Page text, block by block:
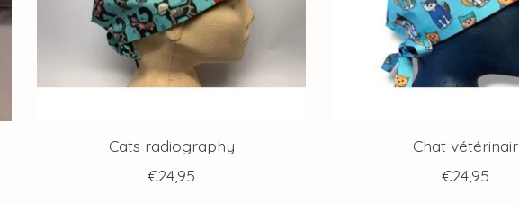
Cats radiography
€24,95
Chat vétérinair
€24,95